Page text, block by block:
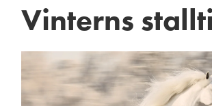
Vinterns